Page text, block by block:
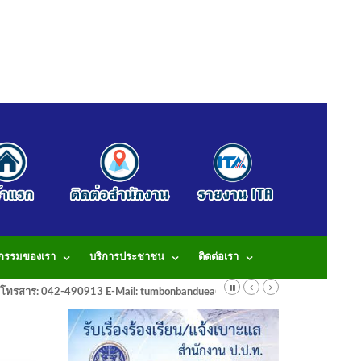
รรมของเรา บริการประชาชน ติดต่อเรา
สาร: 042-490913 E-Mail: tumbonbanduea@gmail.com